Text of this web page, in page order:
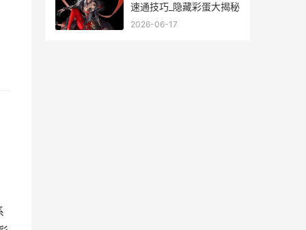
速通技巧_隐藏彩蛋大揭秘
2026-06-17